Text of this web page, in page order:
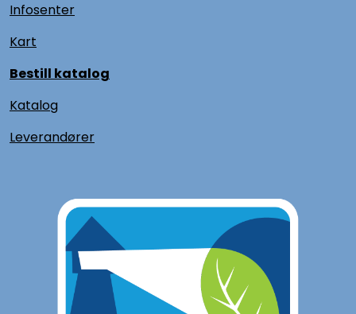
Infosenter
Kart
Bestill katalog
Katalog
Leverandører